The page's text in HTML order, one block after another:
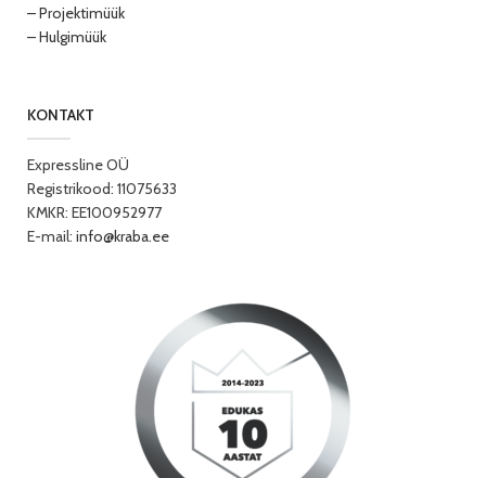
– Projektimüük
– Hulgimüük
KONTAKT
Expressline OÜ
Registrikood: 11075633
KMKR: EE100952977
E-mail: info@kraba.ee